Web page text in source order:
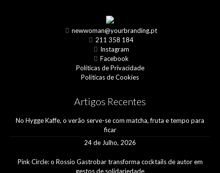
newwoman@yourbranding.pt
211 358 184
Instagram
Facebook
Políticas de Privacidade
Políticas de Cookies
Artigos Recentes
No Hygge Kaffe, o verão serve-se com matcha, fruta e tempo para
ficar
24 de Julho, 2026
Pink Circle: o Rossio Gastrobar transforma cocktails de autor em
gestos de solidariedade